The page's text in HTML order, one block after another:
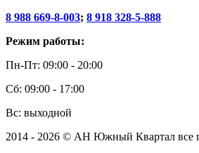
8 988 669-8-003; 8 918 328-5-888
Режим работы:
Пн-Пт: 09:00 - 20:00
Сб: 09:00 - 17:00
Вс: выходной
2014 - 2026 © АН Южный Квартал все